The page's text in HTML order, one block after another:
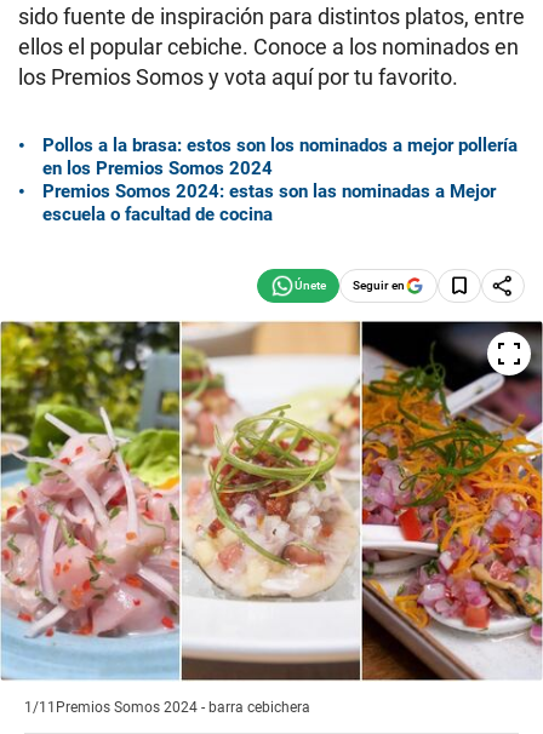
sido fuente de inspiración para distintos platos, entre
ellos el popular cebiche. Conoce a los nominados en
los Premios Somos y vota aquí por tu favorito.
Pollos a la brasa: estos son los nominados a mejor pollería
en los Premios Somos 2024
Premios Somos 2024: estas son las nominadas a Mejor
escuela o facultad de cocina
Seguir en
1/11 Premios Somos 2024 - barra cebichera